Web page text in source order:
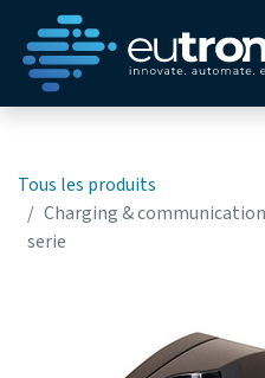
Tous les produits
Charging &
serie